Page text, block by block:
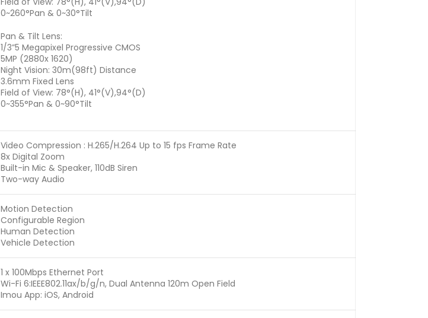
0~260°Pan & 0~30°Tilt
Pan & Tilt Lens:
1/3”5 Megapixel Progressive CMOS
5MP (2880x 1620)
Night Vision: 30m(98ft) Distance
3.6mm Fixed Lens
Field of View: 78°(H), 41°(V),94°(D)
0~355°Pan & 0~90°Tilt
Video Compression : H.265/H.264 Up to 15 fps Frame Rate
8x Digital Zoom
Built-in Mic & Speaker, 110dB Siren
Two-way Audio
Motion Detection
Configurable Region
Human Detection
Vehicle Detection
1 x 100Mbps Ethernet Port
Wi-Fi 6:IEEE802.11ax/b/g/n, Dual Antenna 120m Open Field
Imou App: iOS, Android